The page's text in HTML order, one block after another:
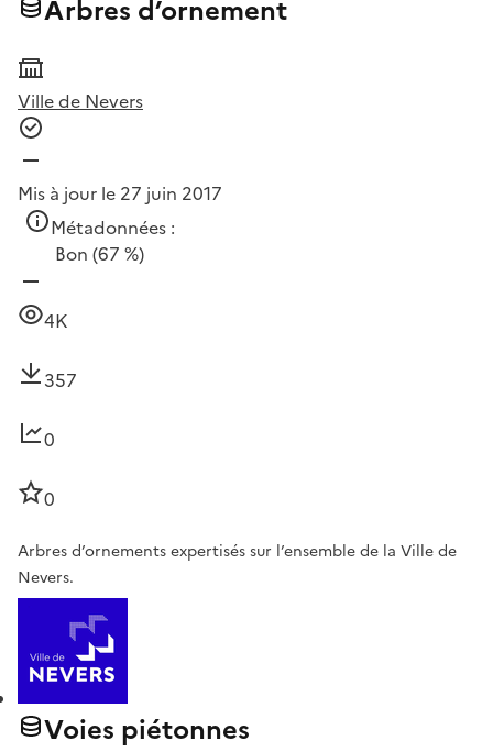
Arbres d’ornement
Ville de Nevers
Mis à jour le 27 juin 2017
Métadonnées :
Bon (67 %)
4K
357
0
0
Arbres d’ornements expertisés sur l’ensemble de la Ville de
Nevers.
Voies piétonnes